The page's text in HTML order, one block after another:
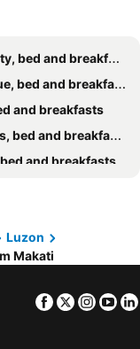
bed and breakfasts
bed and breakfasts
and breakfasts
bed and breakfasts
and breakfasts
and breakfasts
bed and breakfasts
bed and breakfasts
Luzon
Makati
Facebook
Twitter